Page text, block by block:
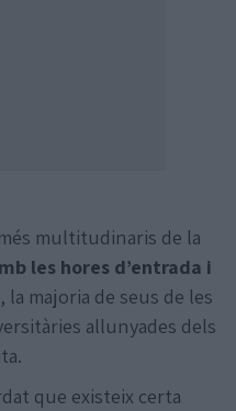
multitudinaris de la
les hores d’entrada i
la majoria de seus de les
allunyades dels
que existeix certa